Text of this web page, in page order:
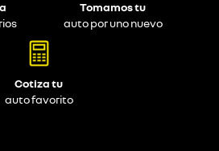
Tomamos tu
auto por uno nuevo
Cotiza tu
auto favorito